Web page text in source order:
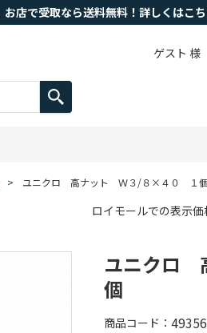
お店で受取なら送料無料！詳しくはこ
ゲスト 様
> ユニクロ 高ナット Ｗ３/８×４０ １
ロイモールでの表示
ユニクロ
個
商品コード